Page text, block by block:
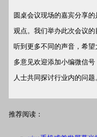
圆桌会议现场的嘉宾分享
观点。我们举办此次会议
听到更多不同的声音，希
多意见欢迎添加小编微信号
人士共同探讨行业内的问题
推荐阅读：